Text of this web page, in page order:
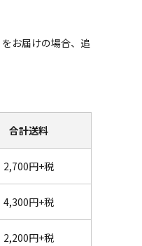
お届けの場合、追
合計送料
2,700円+税
4,300円+税
2,200円+税